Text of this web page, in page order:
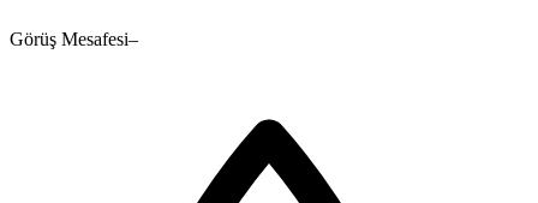
Görüş Mesafesi–